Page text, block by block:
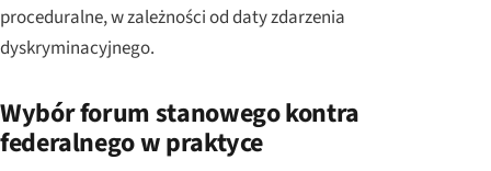
proceduralne, w zależności od daty zdarzenia
dyskryminacyjnego.
Wybór forum stanowego kontra
federalnego w praktyce